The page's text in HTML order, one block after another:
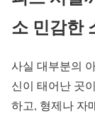
소 민감한
사실 대부분의
신이 태어난 곳
하고, 형제나 자